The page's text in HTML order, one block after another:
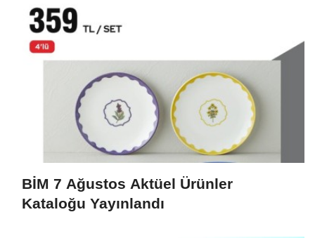
BİM 7 Ağustos Aktüel Ürünler
Kataloğu Yayınlandı